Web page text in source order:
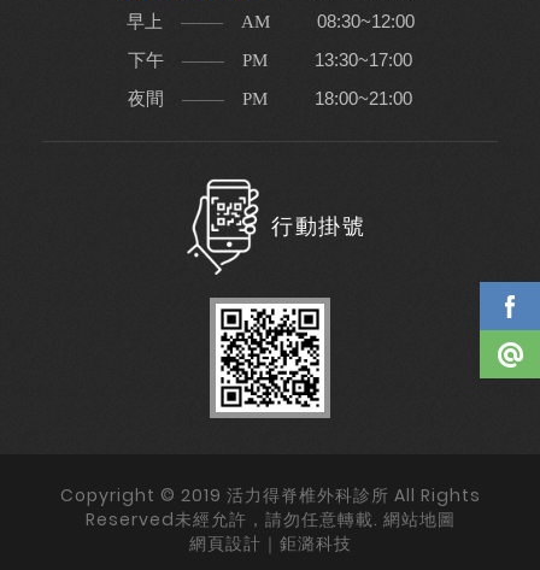
早上 AM 08:30~12:00
下午 PM 13:30~17:00
夜間 PM 18:00~21:00
行動掛號
Copyright © 2019 活力得脊椎外科診所 All Rights
Reserved未經允許，請勿任意轉載. 網站地圖
網頁設計｜鉅潞科技